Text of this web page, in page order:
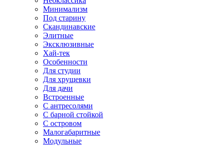
Минимализм
Под старину
Скандинавские
Элитные
Эксклюзивные
Хай-тек
Особенности
Для студии
Для хрущевки
Для дачи
Встроенные
С антресолями
С барной стойкой
С островом
Малогабаритные
Модульные